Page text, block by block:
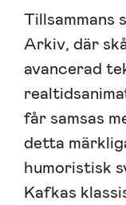
Tillsammans
Arkiv, där
avancerad
får samsas
detta
humoristisk
Kafkas